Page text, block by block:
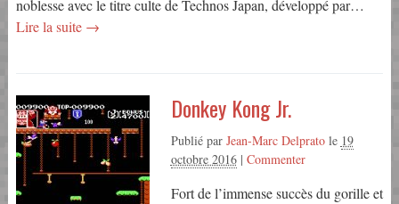
noblesse avec le titre culte de Technos Japan, développé par…
Lire la suite →
Donkey Kong Jr.
Publié par Jean-Marc Delpratole 19
octobre 2016| Commenter
Fort de l’immense succès du gorille et